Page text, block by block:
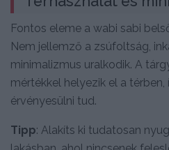
Fontos eleme a wabi sabi
Nem jellemző a zsúfoltság,
minimalizmus uralkodik. A
mértékkel helyezik el a
érvényesülni tud.
Tipp: Alakíts ki tudatosan